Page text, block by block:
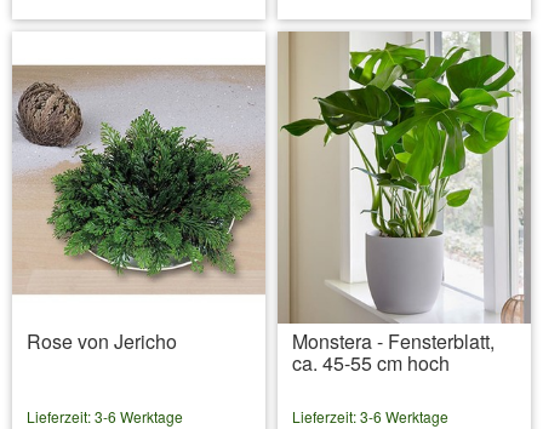
Rose von Jericho
Lieferzeit: 3-6 Werktage
Monstera - Fensterblatt,
ca. 45-55 cm hoch
Lieferzeit: 3-6 Werktage